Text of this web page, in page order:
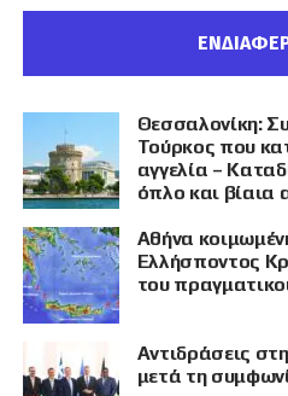
Θεσσαλονίκη:
Τούρκος που
αγγελία –
όπλο και βίαια
Αθήνα
Ελλήσποντος
του
Αντιδράσεις
μετά τη